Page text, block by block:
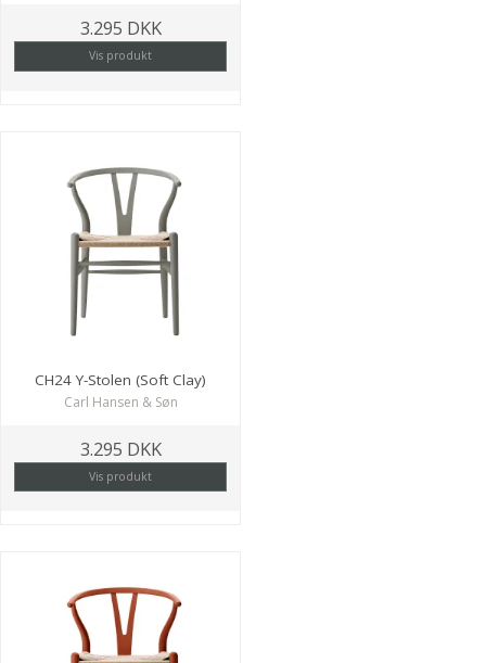
3.295 DKK
Vis produkt
CH24 Y-Stolen (Soft Clay)
Carl Hansen & Søn
3.295 DKK
Vis produkt